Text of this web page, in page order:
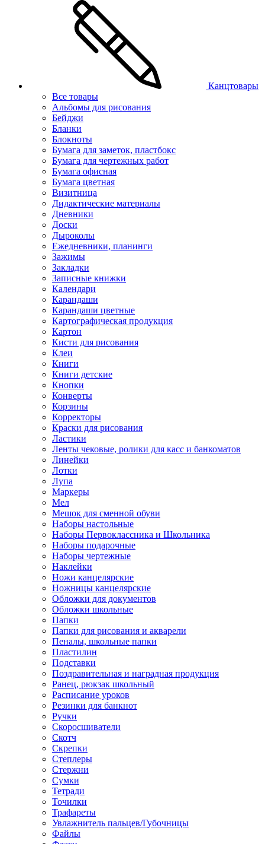
Канцтовары
Все товары
Альбомы для рисования
Бейджи
Бланки
Блокноты
Бумага для заметок, пластбокс
Бумага для чертежных работ
Бумага офисная
Бумага цветная
Визитница
Дидактические материалы
Дневники
Доски
Дыроколы
Ежедневники, планинги
Зажимы
Закладки
Записные книжки
Календари
Карандаши
Карандаши цветные
Картографическая продукция
Картон
Кисти для рисования
Клеи
Книги
Книги детские
Кнопки
Конверты
Корзины
Корректоры
Краски для рисования
Ластики
Ленты чековые, ролики для касс и банкоматов
Линейки
Лотки
Лупа
Маркеры
Мел
Мешок для сменной обуви
Наборы настольные
Наборы Первоклассника и Школьника
Наборы подарочные
Наборы чертежные
Наклейки
Ножи канцелярские
Ножницы канцелярские
Обложки для документов
Обложки школьные
Папки
Папки для рисования и акварели
Пеналы, школьные папки
Пластилин
Подставки
Поздравительная и наградная продукция
Ранец, рюкзак школьный
Расписание уроков
Резинки для банкнот
Ручки
Скоросшиватели
Скотч
Скрепки
Степлеры
Стержни
Сумки
Тетради
Точилки
Трафареты
Увлажнитель пальцев/Губочницы
Файлы